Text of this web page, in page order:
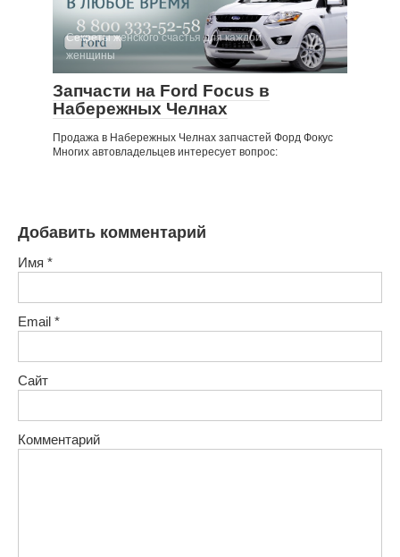
Секреты женского счастья для каждой
женщины
Запчасти на Ford Focus в
Набережных Челнах
Продажа в Набережных Челнах запчастей Форд Фокус
Многих автовладельцев интересует вопрос:
Добавить комментарий
Имя *
Email *
Сайт
Комментарий